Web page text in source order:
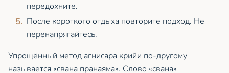
передохните.
После короткого отдыха повторите подход. Не
перенапрягайтесь.
Упрощённый метод агнисара крийи по-другому
называется «свана пранаяма». Слово «свана»